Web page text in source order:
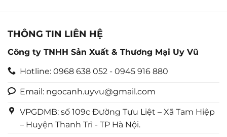
THÔNG TIN LIÊN HỆ
Công ty TNHH Sản Xuất & Thương Mại Uy Vũ
Hotline: 0968 638 052 - 0945 916 880
Email: ngocanh.uyvu@gmail.com
VPGDMB: số 109c Đường Tựu Liệt – Xã Tam Hiệp
– Huyện Thanh Trì - TP Hà Nội.